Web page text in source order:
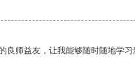
良师益友，让我能够随时随地学习